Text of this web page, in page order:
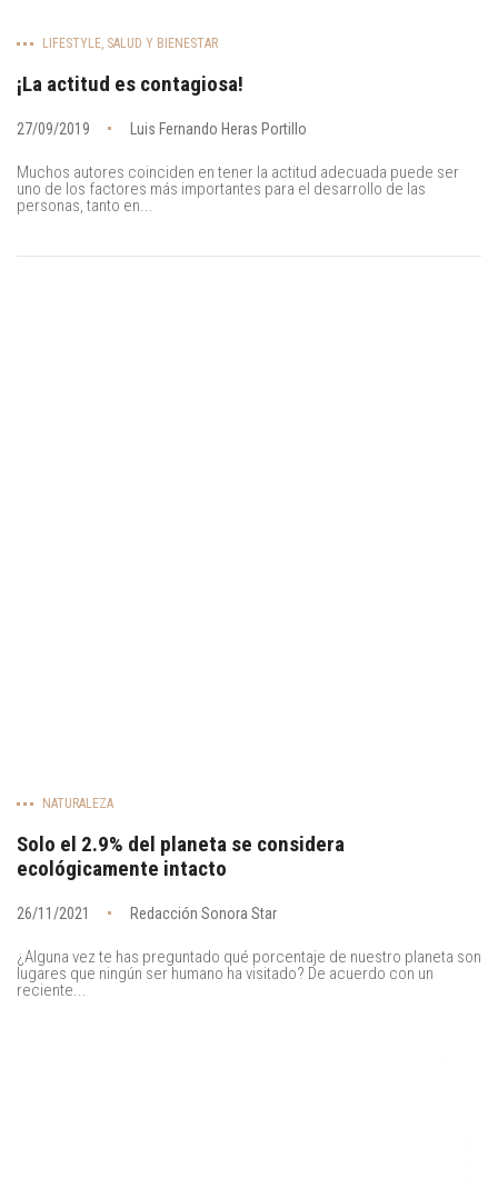
LIFESTYLE, SALUD Y BIENESTAR
¡La actitud es contagiosa!
27/09/2019 Luis Fernando Heras Portillo
Muchos autores coinciden en tener la actitud adecuada puede ser
uno de los factores más importantes para el desarrollo de las
personas, tanto en...
NATURALEZA
Solo el 2.9% del planeta se considera
ecológicamente intacto
26/11/2021 Redacción Sonora Star
¿Alguna vez te has preguntado qué porcentaje de nuestro planeta son
lugares que ningún ser humano ha visitado? De acuerdo con un
reciente...